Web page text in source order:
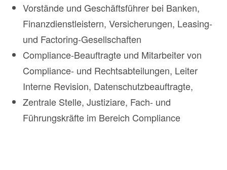
Vorstände und Geschäftsführer bei Banken,
Finanzdienstleistern, Versicherungen, Leasing-
und Factoring-Gesellschaften
Compliance-Beauftragte und Mitarbeiter von
Compliance- und Rechtsabteilungen, Leiter
Interne Revision, Datenschutzbeauftragte,
Zentrale Stelle, Justiziare, Fach- und
Führungskräfte im Bereich Compliance